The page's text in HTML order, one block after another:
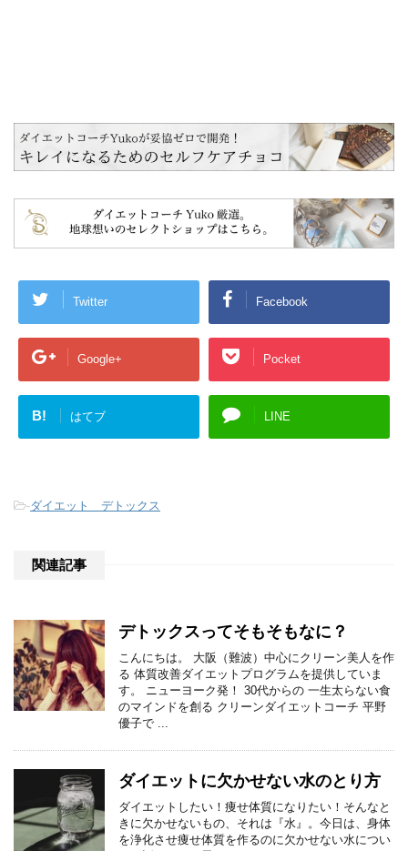
Twitter Facebook
Google+ Pocket
B! はてブ LINE
-ダイエット デトックス
関連記事
デトックスってそもそもなに？
こんにちは。 大阪（難波）中心にクリーン美人を作
る 体質改善ダイエットプログラムを提供していま
す。 ニューヨーク発！ 30代からの 一生太らない食
のマインドを創る クリーンダイエットコーチ 平野
優子で ...
ダイエットに欠かせない水のとり方
ダイエットしたい！痩せ体質になりたい！そんなと
きに欠かせないもの、それは『水』。今日は、身体
を浄化させ痩せ体質を作るのに欠かせない水につい